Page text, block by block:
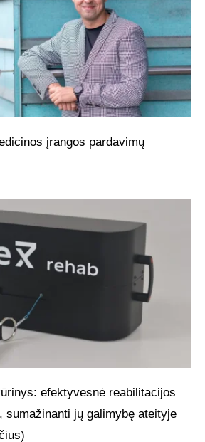
įrangos pardavimų
efektyvesnė reabilitacijos
sumažinanti jų galimybę ateityje